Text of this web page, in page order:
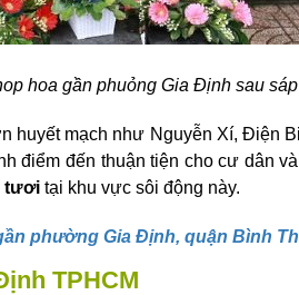
hoa gần phuỏng Gia Định sau
mạch như Nguyễn Xí, Điện
điểm đến thuận tiện cho cư dân
tươi tại khu vực sôi động này.
phường Gia Định, quận Bình
TPHCM